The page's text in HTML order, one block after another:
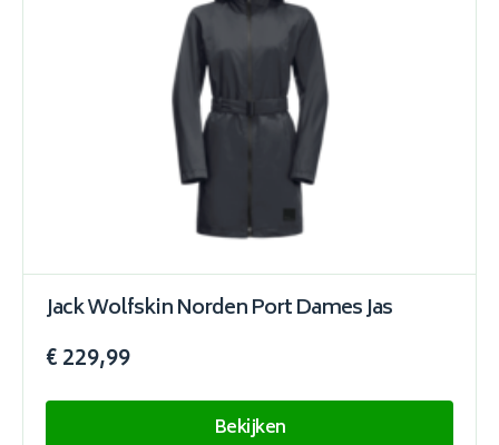
Jack Wolfskin Norden Port Dames Jas
€ 229,99
Bekijken